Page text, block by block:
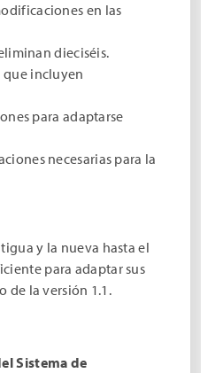
en las
dieciséis.
que incluyen
para adaptarse
necesarias para la
y la nueva hasta el
para adaptar sus
de la versión 1.1.
Sistema de